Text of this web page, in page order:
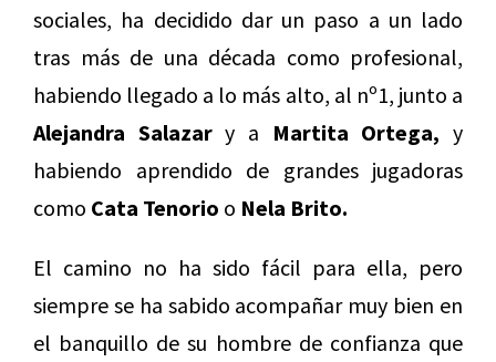
sociales, ha decidido dar un paso a un lado
tras más de una década como profesional,
habiendo llegado a lo más alto, al nº1, junto a
Alejandra Salazary a Martita Ortega, y
habiendo aprendido de grandes jugadoras
como Cata Tenorio o Nela Brito.
El camino no ha sido fácil para ella, pero
siempre se ha sabido acompañar muy bien en
el banquillo de su hombre de confianza que